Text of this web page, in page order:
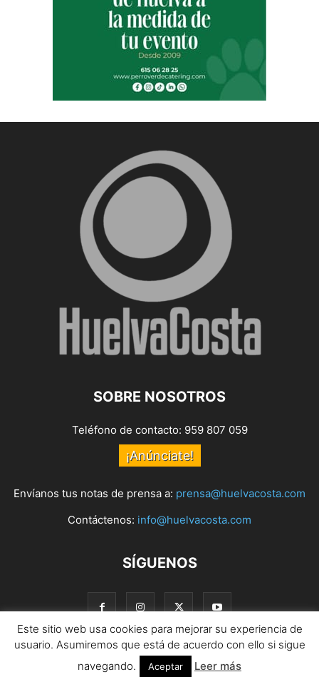
SOBRE NOSOTROS
Teléfono de contacto: 959 807 059
¡Anúnciate!
Envíanos tus notas de prensa a: prensa@huelvacosta.com
Contáctenos: info@huelvacosta.com
SÍGUENOS
© HuelvaCosta
Este sitio web usa cookies para mejorar su experiencia de
usuario. Asumiremos que está de acuerdo con ello si sigue
navegando.
Aceptar Leer más